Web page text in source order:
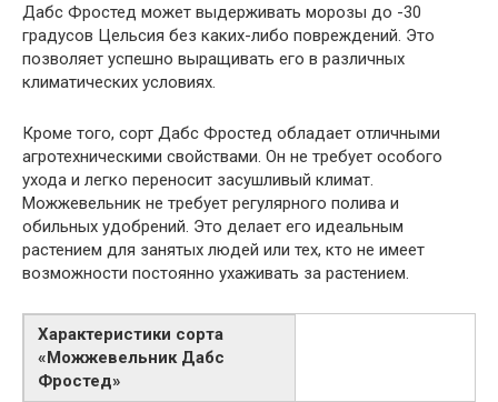
Дабс Фростед может выдерживать морозы до -30
градусов Цельсия без каких-либо повреждений. Это
позволяет успешно выращивать его в различных
климатических условиях.
Кроме того, сорт Дабс Фростед обладает отличными
агротехническими свойствами. Он не требует особого
ухода и легко переносит засушливый климат.
Можжевельник не требует регулярного полива и
обильных удобрений. Это делает его идеальным
растением для занятых людей или тех, кто не имеет
возможности постоянно ухаживать за растением.
Характеристики сорта
«Можжевельник Дабс
Фростед»